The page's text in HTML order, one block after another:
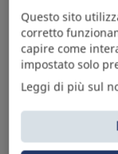
Questo sito
corretto
capire come
impostato solo
Leggi di più sul